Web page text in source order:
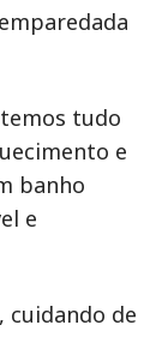
tudo
e
banho
e
cuidando de